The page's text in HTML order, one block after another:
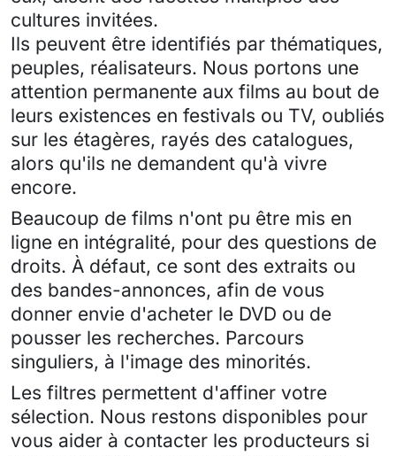
cultures invitées.
Ils peuvent être identifiés par thématiques,
peuples, réalisateurs. Nous portons une
attention permanente aux films au bout de
leurs existences en festivals ou TV, oubliés
sur les étagères, rayés des catalogues,
alors qu'ils ne demandent qu'à vivre
encore.
Beaucoup de films n'ont pu être mis en
ligne en intégralité, pour des questions de
droits. À défaut, ce sont des extraits ou
des bandes-annonces, afin de vous
donner envie d'acheter le DVD ou de
pousser les recherches. Parcours
singuliers, à l'image des minorités.
Les filtres permettent d'affiner votre
sélection. Nous restons disponibles pour
vous aider à contacter les producteurs si